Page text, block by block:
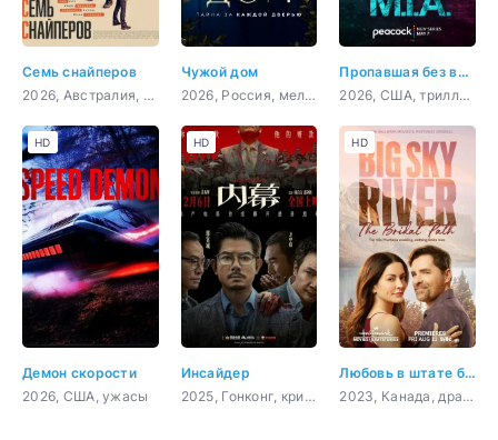
Семь снайперов
2026, Австралия, боевик, триллер
Чужой дом
2026, Россия, мелодрама
Пропавшая без вести
2026, США, триллер, криминал, драма
Демон скорости
2026, США, ужасы
HD
Инсайдер
2025, Гонконг, криминал, боевик
HD
Любовь в штате бескрайнего неба: свадебный путь
2023, Канада, драма, мелодрама
HD